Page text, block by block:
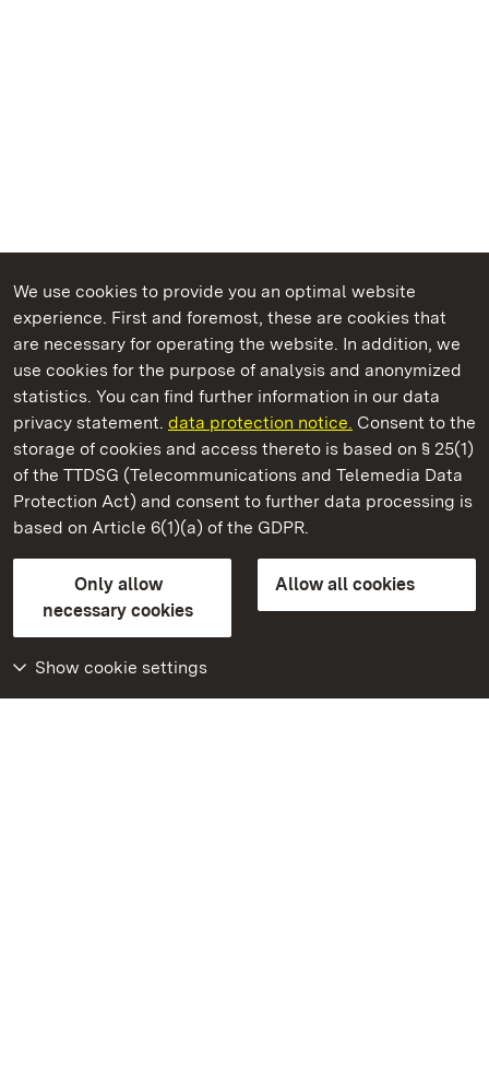
We use cookies to provide you an optimal website
experience. First and foremost, these are cookies that
are necessary for operating the website. In addition, we
use cookies for the purpose of analysis and anonymized
statistics. You can find further information in our data
privacy statement. data protection notice. Consent to the
storage of cookies and access thereto is based on § 25(1)
of the TTDSG (Telecommunications and Telemedia Data
Protection Act) and consent to further data processing is
based on Article 6(1)(a) of the GDPR.
Only allow
necessary cookies
Allow all cookies
Show cookie settings
State Palaces and Gardens of Baden-Wuerttemberg
Rastatt Residential Palace
State Palaces and Gardens of Baden-Wuerttemberg
Contact usFAQMasthead
Declaration on barrier-free access
BITV-konform (geprüfte Seiten)